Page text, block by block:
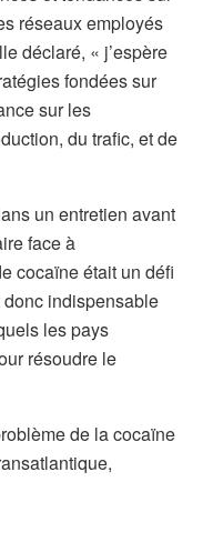
réseaux employés
déclaré, « j’espère
fondées sur
sur les
du trafic, et de
un entretien avant
face à
cocaïne était un défi
donc indispensable
les pays
résoudre le
de la cocaïne